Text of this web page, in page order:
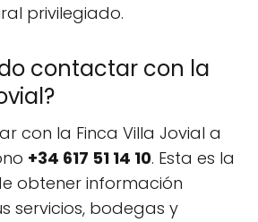
privilegiado.
contactar con la
con la Finca Villa Jovial a
+34 617 51 14 10. Esta es la
obtener información
servicios, bodegas y